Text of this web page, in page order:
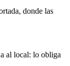
donde las
al local: lo obliga